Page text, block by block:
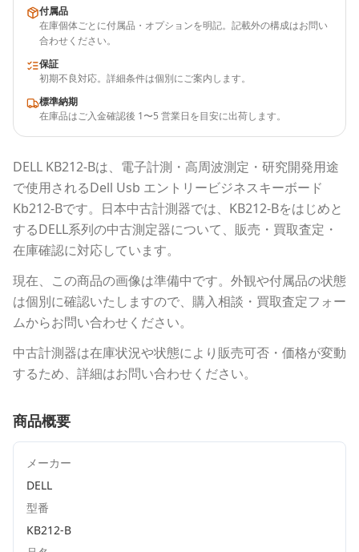
付属品
在庫個体ごとに付属品・オプションを明記。記載外の構成はお問い
合わせください。
保証
初期不良対応。詳細条件は個別にご案内します。
標準納期
在庫品はご入金確認後 1〜5 営業日を目安に出荷します。
DELL KB212-Bは、電子計測・高周波測定・研究開発用途
で使用されるDell Usb エントリービジネスキーボード
Kb212-Bです。 日本中古計測器では、 KB212-Bをはじめと
するDELL系列の中古測定器について、販売・買取査定・
在庫確認に対応しています。
現在、この商品の画像は準備中です。外観や付属品の状態
は個別に確認いたしますので、購入相談・買取査定フォー
ムからお問い合わせください。
中古計測器は在庫状況や状態により販売可否・価格が変動
するため、詳細はお問い合わせください。
商品概要
メーカー
DELL
型番
KB212-B